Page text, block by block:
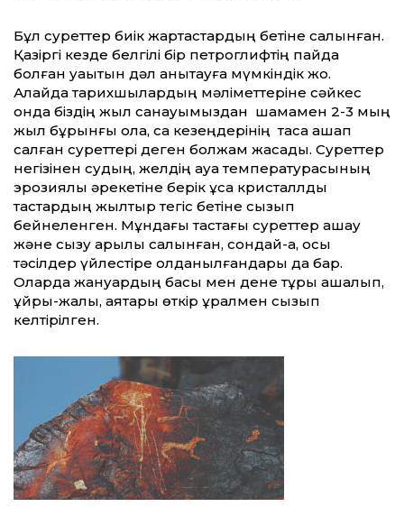
Бұл суреттер биiк жартастардың бетiне салынған.
Қазiргi кезде белгілі бiр петроглифтiң пайда
болған уақытын дәл анықтауға мүмкiндiк жоқ.
Алайда тарихшылардың мәліметтеріне сәйкес
онда біздің жыл санауымыздан шамамен 2-3 мың
жыл бұрынғы қола, сақ кезеңдерінің тасқа қашап
салған суреттері деген болжам жасадық. Суреттер
негiзiнен судың, желдiң ауа температурасының
эрозиялық әрекетiне берiк ұсақ кристаллды
тастардың жылтыр тегiс бетiне сызып
бейнеленген. Мұндағы тастағы суреттер қашау
және сызу арқылы салынған, сондай-ақ, осы
тәсiлдер үйлестiре қолданылғандары да бар.
Оларда жануардың басы мен дене тұрқы қашалып,
құйрық-жалы, аяқтары өткip құралмен сызып
келтiрiлген.